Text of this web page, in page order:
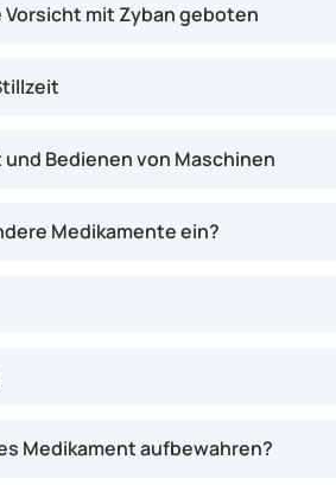
mit Zyban geboten
Bedienen von Maschinen
Medikamente ein?
Medikament aufbewahren?